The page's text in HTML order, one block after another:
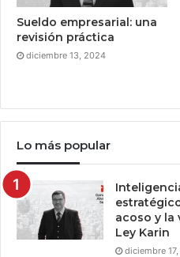
Sueldo empresarial: una
revisión práctica
diciembre 13, 2024
Lo más popular
acoso y la
Ley Karin
diciembre